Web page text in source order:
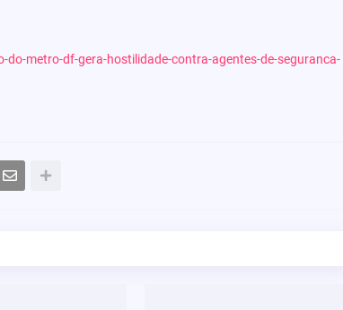
metro-df-gera-hostilidade-contra-agentes-de-seguranca-